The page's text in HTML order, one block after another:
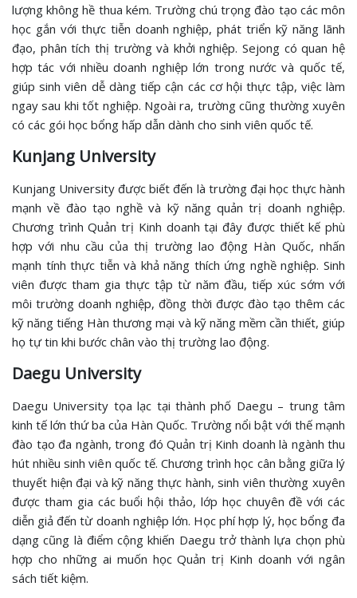
lượng không hề thua kém. Trường chú trọng đào tạo các môn
học gắn với thực tiễn doanh nghiệp, phát triển kỹ năng lãnh
đạo, phân tích thị trường và khởi nghiệp. Sejong có quan hệ
hợp tác với nhiều doanh nghiệp lớn trong nước và quốc tế,
giúp sinh viên dễ dàng tiếp cận các cơ hội thực tập, việc làm
ngay sau khi tốt nghiệp. Ngoài ra, trường cũng thường xuyên
có các gói học bổng hấp dẫn dành cho sinh viên quốc tế.
Kunjang University
Kunjang University được biết đến là trường đại học thực hành
mạnh về đào tạo nghề và kỹ năng quản trị doanh nghiệp.
Chương trình Quản trị Kinh doanh tại đây được thiết kế phù
hợp với nhu cầu của thị trường lao động Hàn Quốc, nhấn
mạnh tính thực tiễn và khả năng thích ứng nghề nghiệp. Sinh
viên được tham gia thực tập từ năm đầu, tiếp xúc sớm với
môi trường doanh nghiệp, đồng thời được đào tạo thêm các
kỹ năng tiếng Hàn thương mại và kỹ năng mềm cần thiết, giúp
họ tự tin khi bước chân vào thị trường lao động.
Daegu University
Daegu University tọa lạc tại thành phố Daegu – trung tâm
kinh tế lớn thứ ba của Hàn Quốc. Trường nổi bật với thế mạnh
đào tạo đa ngành, trong đó Quản trị Kinh doanh là ngành thu
hút nhiều sinh viên quốc tế. Chương trình học cân bằng giữa lý
thuyết hiện đại và kỹ năng thực hành, sinh viên thường xuyên
được tham gia các buổi hội thảo, lớp học chuyên đề với các
diễn giả đến từ doanh nghiệp lớn. Học phí hợp lý, học bổng đa
dạng cũng là điểm cộng khiến Daegu trở thành lựa chọn phù
hợp cho những ai muốn học Quản trị Kinh doanh với ngân
sách tiết kiệm.